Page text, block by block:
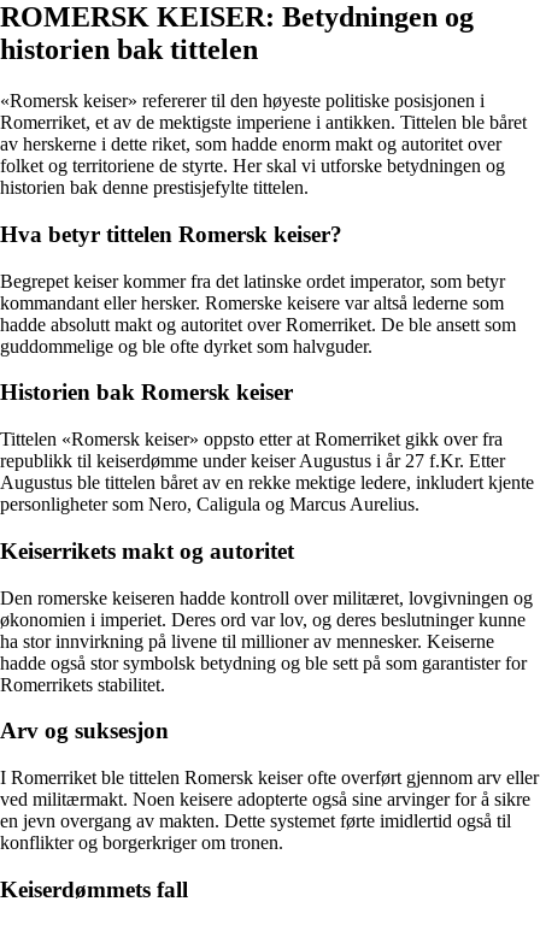
ROMERSK KEISER: Betydningen og
historien bak tittelen
«Romersk keiser» refererer til den høyeste politiske posisjonen i
Romerriket, et av de mektigste imperiene i antikken. Tittelen ble båret
av herskerne i dette riket, som hadde enorm makt og autoritet over
folket og territoriene de styrte. Her skal vi utforske betydningen og
historien bak denne prestisjefylte tittelen.
Hva betyr tittelen Romersk keiser?
Begrepet keiser kommer fra det latinske ordet imperator, som betyr
kommandant eller hersker. Romerske keisere var altså lederne som
hadde absolutt makt og autoritet over Romerriket. De ble ansett som
guddommelige og ble ofte dyrket som halvguder.
Historien bak Romersk keiser
Tittelen «Romersk keiser» oppsto etter at Romerriket gikk over fra
republikk til keiserdømme under keiser Augustus i år 27 f.Kr. Etter
Augustus ble tittelen båret av en rekke mektige ledere, inkludert kjente
personligheter som Nero, Caligula og Marcus Aurelius.
Keiserrikets makt og autoritet
Den romerske keiseren hadde kontroll over militæret, lovgivningen og
økonomien i imperiet. Deres ord var lov, og deres beslutninger kunne
ha stor innvirkning på livene til millioner av mennesker. Keiserne
hadde også stor symbolsk betydning og ble sett på som garantister for
Romerrikets stabilitet.
Arv og suksesjon
I Romerriket ble tittelen Romersk keiser ofte overført gjennom arv eller
ved militærmakt. Noen keisere adopterte også sine arvinger for å sikre
en jevn overgang av makten. Dette systemet førte imidlertid også til
konflikter og borgerkriger om tronen.
Keiserdømmets fall